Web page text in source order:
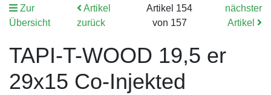
Zur
Übersicht
Artikel
zurück
Artikel 154
von 157
nächster
Artikel
TAPI-T-WOOD 19,5 er
29x15 Co-Injekted